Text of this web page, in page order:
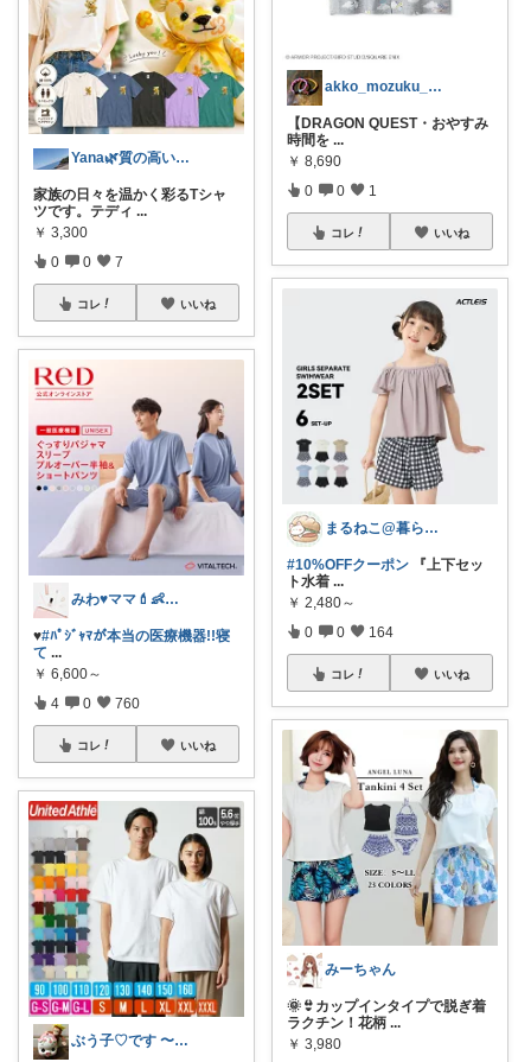
Yana🌿質の高い暮らしのROOM
家族の日々を温かく彩るTシャ
ツです。テディ ...
￥ 3,300
0 0 7
コレ いいね
みわ♥️ママ💄👶夏かわいい
♥️#ﾊﾟｼﾞｬﾏが本当の医療機器!!寝
て ...
￥ 6,600～
4 0 760
コレ いいね
ぶう子♡です 〜感謝です〜
akko_mozuku_mugisuke
【DRAGON QUEST・おやすみ
時間を ...
￥ 8,690
0 0 1
コレ いいね
まるねこ@暮らしと子育て🐈️🌸
#10%OFFクーポン 『上下セッ
ト水着 ...
￥ 2,480～
0 0 164
コレ いいね
みーちゃん
🌞👙カップインタイプで脱ぎ着
ラクチン！花柄 ...
￥ 3,980